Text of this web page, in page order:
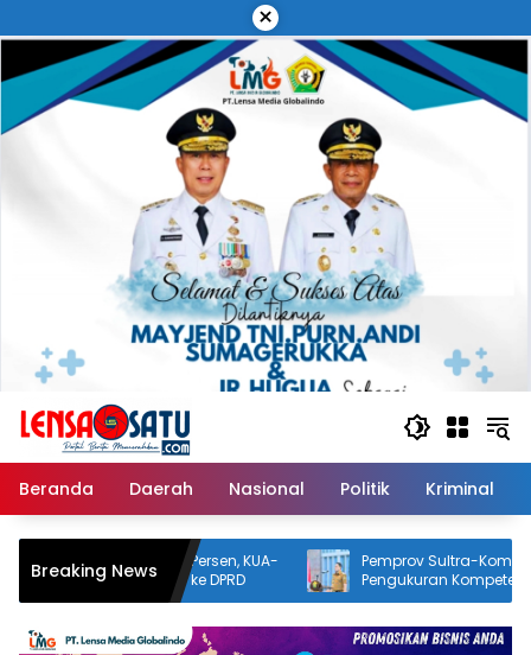
ke
konten
×
Beranda Daerah Nasional Politik Kriminal
Breaking News
Pemprov Sultra-Komdigi RI Akan Gelar
Pengukuran Kompetensi Digital ASN